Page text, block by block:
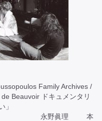
Family Archives /
Beauvoir ドキュメンタリ
」
理 本